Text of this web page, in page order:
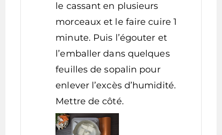
le cassant en plusieurs
morceaux et le faire cuire 1
minute. Puis l’égouter et
l’emballer dans quelques
feuilles de sopalin pour
enlever l’excès d’humidité.
Mettre de côté.